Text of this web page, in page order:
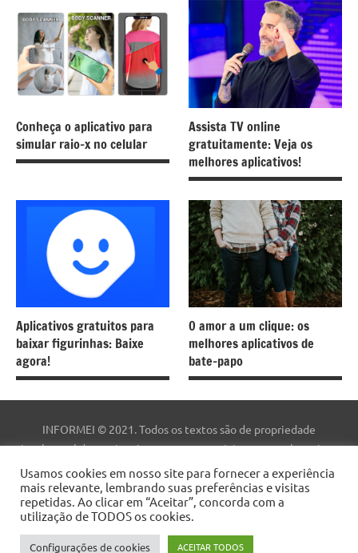
Conheça o aplicativo para
simular raio-x no celular
Assista TV online
gratuitamente: Veja os
melhores aplicativos!
Aplicativos gratuitos para
baixar figurinhas: Baixe
agora!
O amor a um clique: os
melhores aplicativos de
bate-papo
INFORMEI © 2021. Todos os textos são de propriedade
intelectual deste site. As marcas comerciais, nomes e logotipos
são de propriedade de suas respectivas empresas. Este site não
faz parte do site do Facebook ou do Facebook, Inc. Este site não é
patrocinado pelo Facebook. Facebook ™ é uma marca registrada
da Facebook, Inc.
Usamos cookies em nosso site para fornecer a experiência
mais relevante, lembrando suas preferências e visitas
repetidas. Ao clicar em “Aceitar”, concorda com a
utilização de TODOS os cookies.
Configurações de cookies ACEITAR TODOS